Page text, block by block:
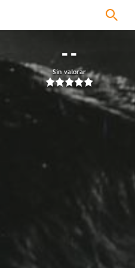
--
Sin valorar